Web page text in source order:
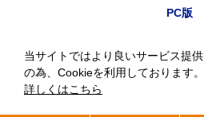
PC版
当サイトではより良いサービス提供
の為、Cookieを利用しております。
詳しくはこちら